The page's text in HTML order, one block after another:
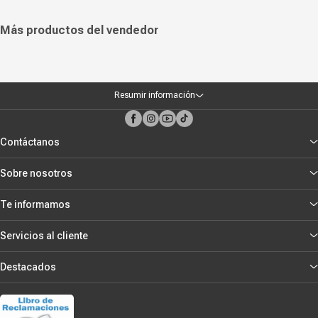
Más productos del vendedor
Resumir información
Contáctanos
Sobre nosotros
Te informamos
Servicios al cliente
Destacados